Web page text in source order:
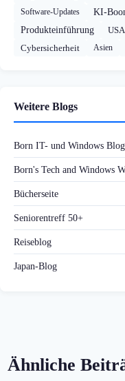
Software-Updates
KI-
Produkteinführung USA
Cybersicherheit Asien
Weitere Blogs
Born IT- und Windows Blog
Born's Tech and Windows
Bücherseite
Seniorentreff 50+
Reiseblog
Japan-Blog
Ähnliche